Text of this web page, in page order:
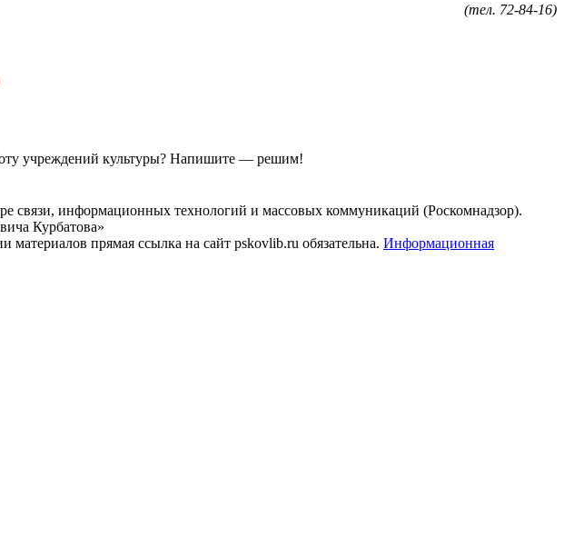
(тел. 72-84-16)
учреждений культуры? Напишите — решим!
информационных технологий и массовых коммуникаций (Роскомнадзор).
Курбатова»
материалов прямая ссылка на сайт pskovlib.ru обязательна. Информационная